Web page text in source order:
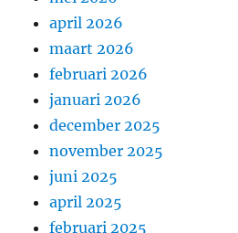
april 2026
maart 2026
februari 2026
januari 2026
december 2025
november 2025
juni 2025
april 2025
februari 2025